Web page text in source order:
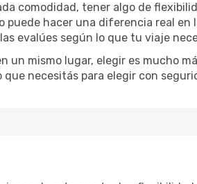
comodidad, tener algo de
puede hacer una diferencia real
evalúes según lo que tu viaje
un mismo lugar, elegir es mucho
necesitás para elegir con